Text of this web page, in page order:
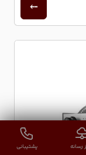
رسانه پشتیبانی